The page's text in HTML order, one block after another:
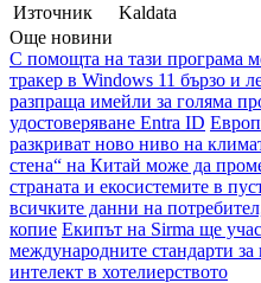
Източник
Kaldata
Още новини
С помощта на тази програма
тракер в Windows 11 бързо и
разпраща имейли за голяма
удостоверяване Entra ID
разкриват ново ниво на
стена“ на Китай може да
страната и екосистемите в
всичките данни на
копие Екипът на Sirma ще
международните стандарти за
интелект в хотелиерството